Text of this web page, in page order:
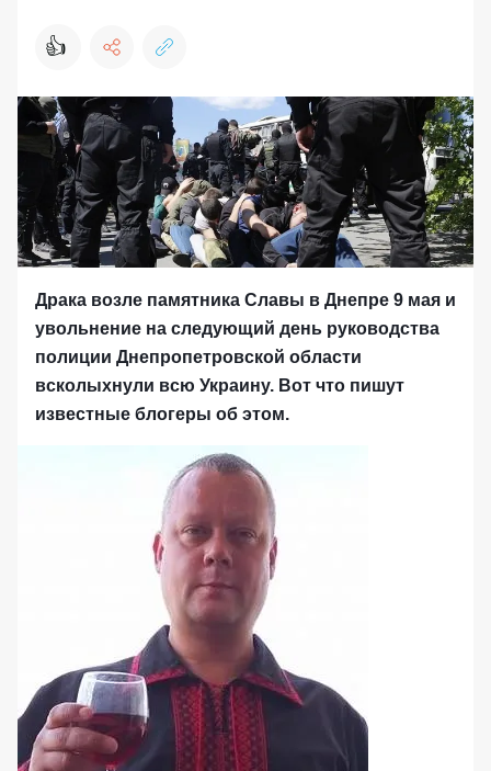
👍
Драка возле памятника Славы в Днепре 9 мая и
увольнение на следующий день руководства
полиции Днепропетровской области
всколыхнули всю Украину. Вот что пишут
известные блогеры об этом.